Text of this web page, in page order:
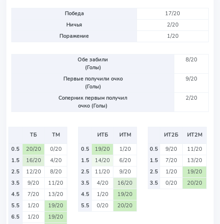
Победа
17/20
Ничья
2/20
Поражение
1/20
Обе забили
(Голы)
8/20
Первые получили очко
(Голы)
9/20
Соперник первым получил
очко (Голы)
2/20
ТБ
ТМ
0.5
20/20
0/20
1.5
16/20
4/20
2.5
12/20
8/20
3.5
9/20
11/20
4.5
7/20
13/20
5.5
1/20
19/20
6.5
1/20
19/20
ИТБ
ИТМ
0.5
19/20
1/20
1.5
14/20
6/20
2.5
11/20
9/20
3.5
4/20
16/20
4.5
1/20
19/20
5.5
0/20 20/20
ИТ2Б
ИТ2М
0.5
9/20
11/20
1.5
7/20
13/20
2.5
1/20
19/20
3.5
0/20 20/20